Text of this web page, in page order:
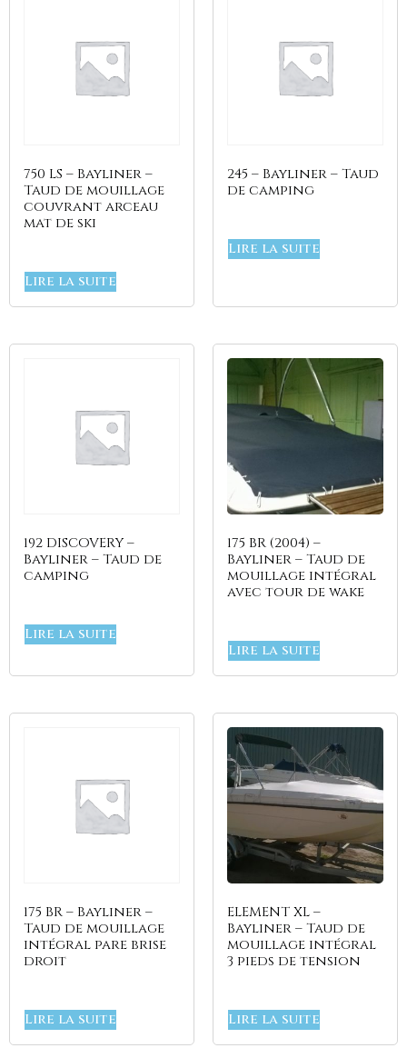
750 LS – Bayliner –
Taud de mouillage
couvrant arceau
mat de ski
Lire la suite
245 – Bayliner – Taud
de camping
Lire la suite
192 DISCOVERY –
Bayliner – Taud de
camping
Lire la suite
175 BR (2004) –
Bayliner – Taud de
mouillage intégral
avec tour de wake
Lire la suite
175 BR – Bayliner –
Taud de mouillage
intégral pare brise
droit
Lire la suite
ELEMENT XL –
Bayliner – Taud de
mouillage intégral
3 pieds de tension
Lire la suite